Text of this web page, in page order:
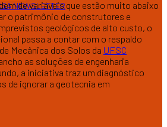
NEWSLETTER
de variáveis que estão muito abaixo
o patrimônio de construtores e
geológicos de alto custo, o
passa a contar com o respaldo
Mecânica dos Solos da UFSC
as soluções de engenharia
a iniciativa traz um diagnóstico
de ignorar a geotecnia em